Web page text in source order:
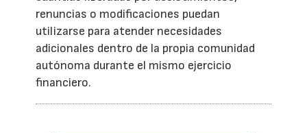
renuncias o modificaciones puedan
utilizarse para atender necesidades
adicionales dentro de la propia comunidad
autónoma durante el mismo ejercicio
financiero.